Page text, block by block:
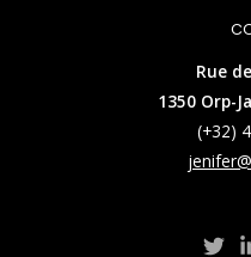
Rue
1350 Orp-
(+32)